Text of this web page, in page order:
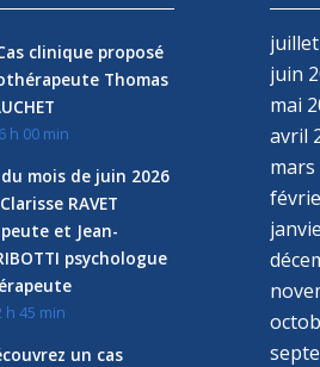
clinique proposé
Thomas
h 00 min
mois de juin 2026
RAVET
et Jean-
psychologue
h 45 min
un cas
juin
mai
avril
mars